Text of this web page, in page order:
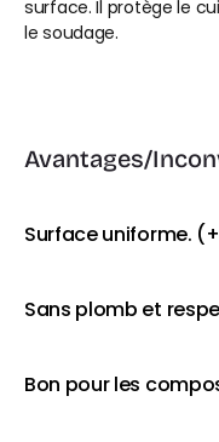
surface. Il protège le
le soudage.
Avantages/
Surface uniforme.
Sans plomb et
Bon pour les